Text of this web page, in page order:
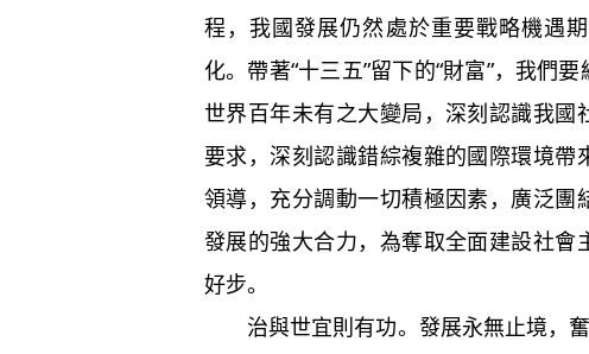
程，我國發展仍然處於重要戰略機遇
化。帶著“十三五”留下的“財富”，我們
世界百年未有之大變局，深刻認識我
要求，深刻認識錯綜複雜的國際環境
領導，充分調動一切積極因素，廣泛團
發展的強大合力，為奪取全面建設社
好步。
治與世宜則有功。發展永無止境，奮